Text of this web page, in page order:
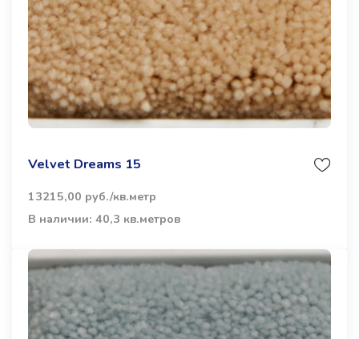
Velvet Dreams 15
13215,00 руб./кв.метр
В наличии: 40,3 кв.метров